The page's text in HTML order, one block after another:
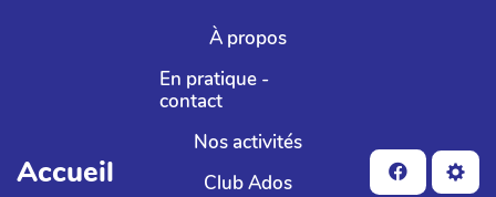
Aller au contenu principal
Accueil
À propos
En pratique -
contact
Nos activités
Club Ados